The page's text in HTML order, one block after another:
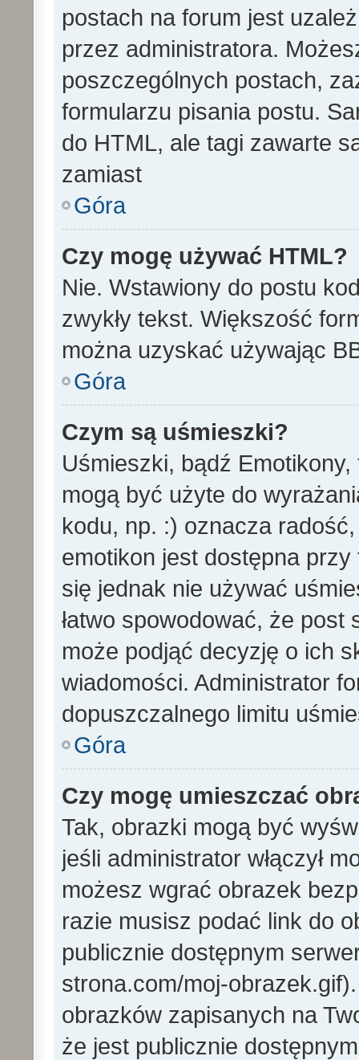
postach na forum jest
przez administratora.
poszczególnych postach,
formularzu pisania postu.
do HTML, ale tagi zawarte
zamiast
Góra
Czy mogę używać HTML?
Nie. Wstawiony do postu
zwykły tekst. Większość
można uzyskać używając
Góra
Czym są uśmieszki?
Uśmieszki, bądź
mogą być użyte do
kodu, np. :) oznacza
emotikon jest dostępna
się jednak nie używać
łatwo spowodować, że
może podjąć decyzję o ich
wiadomości. Administrator
dopuszczalnego limitu
Góra
Czy mogę umieszczać
Tak, obrazki mogą być
jeśli administrator włączył
możesz wgrać obrazek
razie musisz podać link do
publicznie dostępnym
strona.com/moj-
obrazków zapisanych na
że jest publicznie